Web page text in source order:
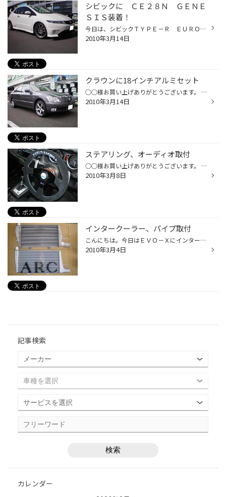
シビックに ＣＥ２８Ｎ ＧＥＮＥ
ＳＩＳ装着！
今日は、シビックＴＹＰＥ－Ｒ ＥＵＲＯにＲＡＹＳのＣＥ２８Ｎ ＧＥＮＥＳＩＳを取付しました。（限定のモデルです。） お客様からの御指定でした。しかも、フォーミュラナットまで！ いつものＣＥ２８とはまた違って、なんかとても新鮮でした。 フォーミュラナットもホンダということもあってか...
2010年3月14日
クラウンに18インチアルミセット
○○様お買い上げありがとうございます。 ハイパーシルバーのホイールと悩まれた様ですが、こちらに決めて正解かもしれませんね！ お車の色ともマッチしてますし、太めの5本スポークがクラウンによく似合います。 タイヤの方もレグノＧＲ-９０００の御指定でした。 やはり、せっかくですからクラウン...
2010年3月14日
ステアリング、オーディオ取付
○○様お買い上げありがとうございます。 6日の取付でしたが、アップ遅くなりました。すみません。 ステアリングはキーズレーシングにワークスベルのラフィックスⅡコラボレーションモデル を取付しました。（はずれるやつね！） いやぁしかし最近のハンドルはかっこいいですねぇ！ あれやっぱはずして...
2010年3月8日
インタークーラー、パイプ取付
こんにちは。今日はＥＶＯ－Ｘにインタークーラーとパイプまわりを取付しましたよ。 インタークーラーはＡＲＣの純正置き換えタイプを、パイプまわりとエアクリーナーはモンスター製のものを使いました。 オーナーの○○様とは、赤いパイプってどうなの？なぁんて話してましたが、どうしてどうして、...
2010年3月4日
記事検索
カレンダー